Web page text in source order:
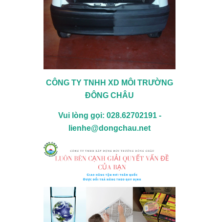
CÔNG TY TNHH XD MÔI TRƯỜNG
ĐÔNG CHÂU
Vui lòng gọi: 028.62702191 -
lienhe@dongchau.net